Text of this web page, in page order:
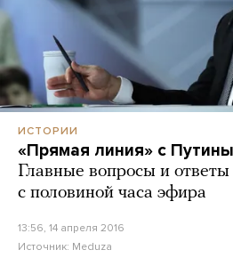
ИСТОРИИ
«Прямая линия» с
Главные вопросы и ответы
с половиной часа эфира
13:56, 14 апреля 2016
Источник: Meduza